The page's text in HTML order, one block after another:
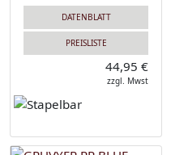
DATENBLATT
PREISLISTE
44,95 €
zzgl. Mwst